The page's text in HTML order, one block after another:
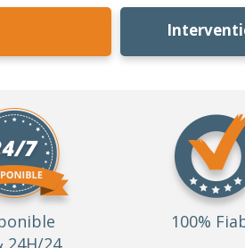
24H/24
100%